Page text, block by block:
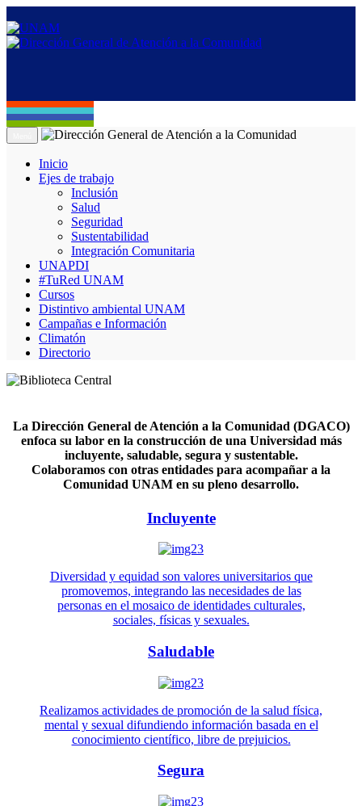
Inicio
Ejes de trabajo
Inclusión
Salud
Seguridad
Sustentabilidad
Integración Comunitaria
UNAPDI
#TuRed UNAM
Cursos
Distintivo ambiental UNAM
Campañas e Información
Climatón
Directorio
La Dirección General de Atención a la Comunidad (DGACO)
enfoca su labor en la construcción de una Universidad más
incluyente, saludable, segura y sustentable.
Colaboramos con otras entidades para acompañar a la
Comunidad UNAM en su pleno desarrollo.
Incluyente
Diversidad y equidad son valores universitarios que
promovemos, integrando las necesidades de las
personas en el mosaico de identidades culturales,
sociales, físicas y sexuales.
Saludable
Realizamos actividades de promoción de la salud física,
mental y sexual difundiendo información basada en el
conocimiento científico, libre de prejuicios.
Segura